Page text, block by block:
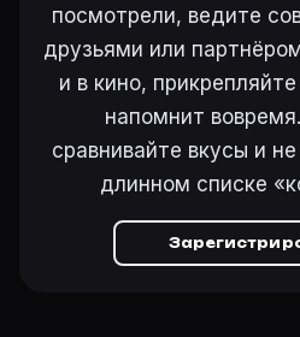
посмотрели, ведите
друзьями или
и в кино,
напомнит
сравнивайте вкусы и
длинном списке